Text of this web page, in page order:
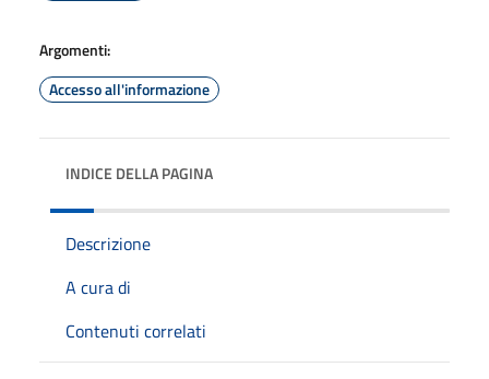
Argomenti:
Accesso all'informazione
INDICE DELLA PAGINA
Descrizione
A cura di
Contenuti correlati